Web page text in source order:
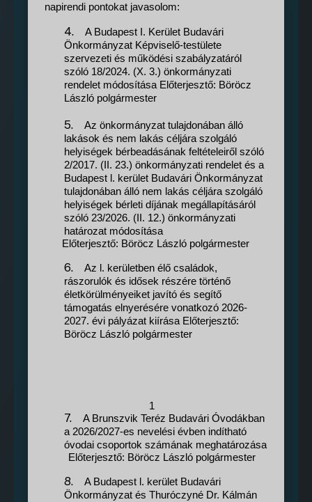
napirendi pontokat javasolom:
4.
A Budapest I. Kerület Budavári
Önkormányzat Képviselő-testülete
szervezeti és működési szabályzatáról
szóló 18/2024. (X. 3.) önkormányzati
rendelet módosítása Előterjesztő: Böröcz
László polgármester
5.
Az önkormányzat tulajdonában álló
lakások és nem lakás céljára szolgáló
helyiségek bérbeadásának feltételeiről szóló
2/2017. (II. 23.) önkormányzati rendelet és a
Budapest l. kerület Budavári Önkormányzat
tulajdonában álló nem lakás céljára szolgáló
helyiségek bérleti díjának megállapításáról
szóló 23/2026. (II. 12.) önkormányzati
határozat módosítása
Előterjesztő: Böröcz László polgármester
6.
Az l. kerületben élő családok,
rászorulók és idősek részére történő
életkörülményeiket javító és segítő
támogatás elnyerésére vonatkozó 2026-
2027. évi pályázat kiírása Előterjesztő:
Böröcz László polgármester
1
7.
A Brunszvik Teréz Budavári Óvodákban
a 2026/2027-es nevelési évben indítható
óvodai csoportok számának meghatározása
Előterjesztő: Böröcz László polgármester
8.
A Budapest l. kerület Budavári
Önkormányzat és Thuróczyné Dr. Kálmán